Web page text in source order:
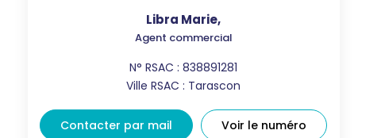
Libra Marie,
Agent commercial
N° RSAC : 838891281
Ville RSAC : Tarascon
Contacter par mail Voir le numéro